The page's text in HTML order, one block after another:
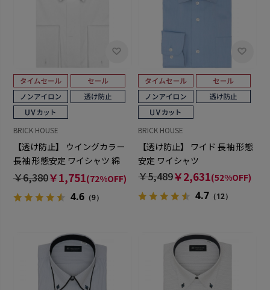
BRICK HOUSE
【透け防止】 ウイングカラー
長袖 形態安定 ワイシャツ 綿
100%
￥6,380￥1,751(72%OFF)
4.6（9）
BRICK HOUSE
【透け防止】 ワイド 長袖 形態
安定 ワイシャツ
￥5,489￥2,631(52%OFF)
4.7 （12）